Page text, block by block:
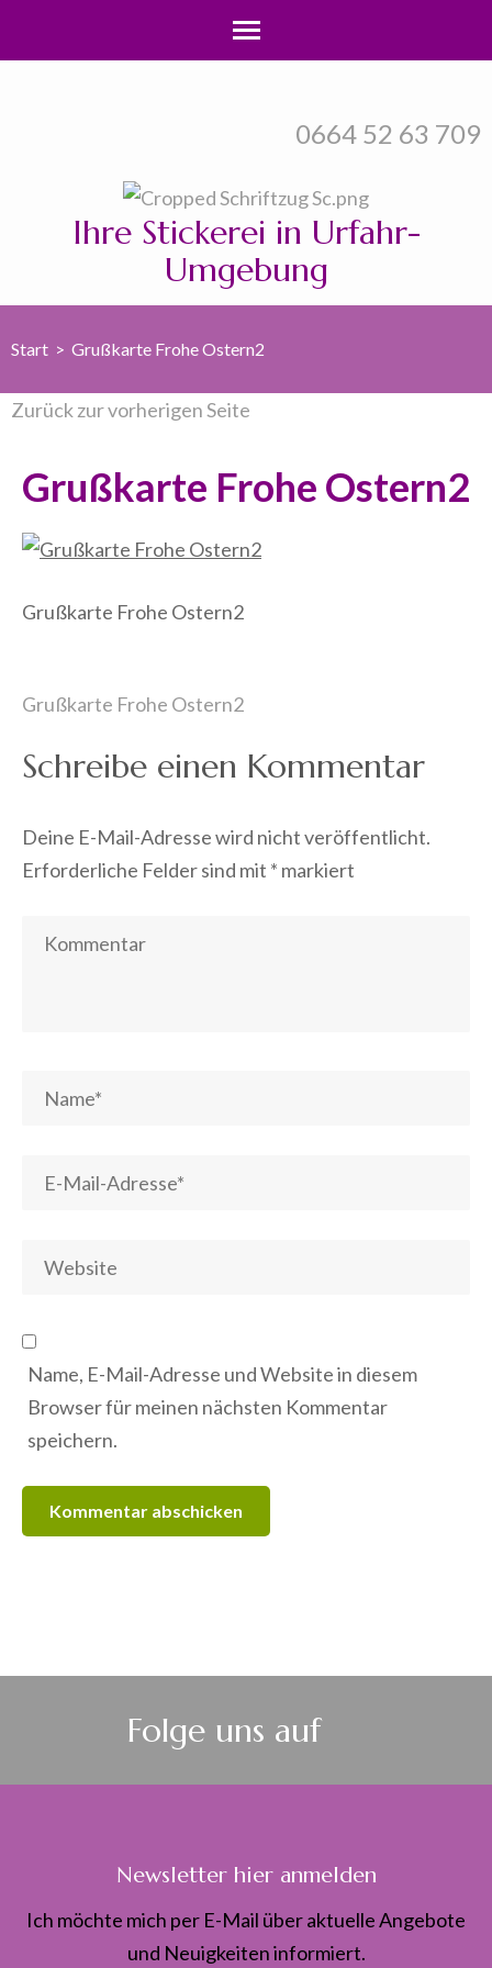
0664 52 63 709
Ihre Stickerei in Urfahr-
Umgebung
Start > Grußkarte Frohe Ostern2
Zurück zur vorherigen Seite
Grußkarte Frohe Ostern2
Grußkarte Frohe Ostern2
Beitragsnavigation
Grußkarte Frohe Ostern2
Schreibe einen Kommentar
Deine E-Mail-Adresse wird nicht veröffentlicht.
Erforderliche Felder sind mit * markiert
Name, E-Mail-Adresse und Website in diesem
Browser für meinen nächsten Kommentar
speichern.
Folge uns auf
Newsletter hier anmelden
Ich möchte mich per E-Mail über aktuelle Angebote
und Neuigkeiten informiert.